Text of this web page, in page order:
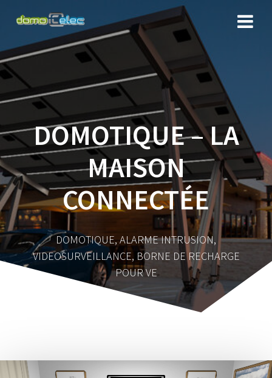
DOMOTIQUE – LA
MAISON
CONNECTÉE
DOMOTIQUE, ALARME INTRUSION,
VIDEOSURVEILLANCE, BORNE DE RECHARGE
POUR VE